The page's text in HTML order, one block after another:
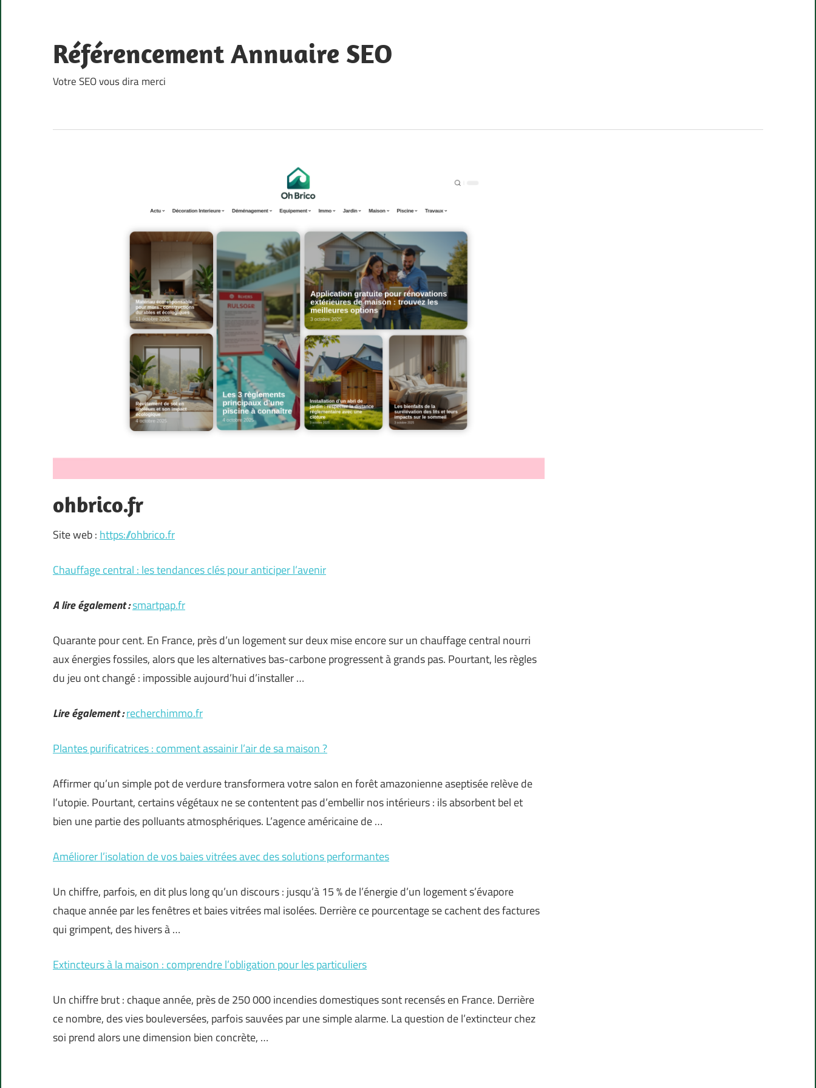
content
Référencement Annuaire SEO
Votre SEO vous dira merci
ohbrico.fr
Site web : https://ohbrico.fr
Chauffage central : les tendances clés pour anticiper l’avenir
A lire également :smartpap.fr
Quarante pour cent. En France, près d’un logement sur deux mise encore sur un chauffage central nourri
aux énergies fossiles, alors que les alternatives bas-carbone progressent à grands pas. Pourtant, les règles
du jeu ont changé : impossible aujourd’hui d’installer …
Lire également :recherchimmo.fr
Plantes purificatrices : comment assainir l’air de sa maison ?
Affirmer qu’un simple pot de verdure transformera votre salon en forêt amazonienne aseptisée relève de
l’utopie. Pourtant, certains végétaux ne se contentent pas d’embellir nos intérieurs : ils absorbent bel et
bien une partie des polluants atmosphériques. L’agence américaine de …
Améliorer l’isolation de vos baies vitrées avec des solutions performantes
Un chiffre, parfois, en dit plus long qu’un discours : jusqu’à 15 % de l’énergie d’un logement s’évapore
chaque année par les fenêtres et baies vitrées mal isolées. Derrière ce pourcentage se cachent des factures
qui grimpent, des hivers à …
Extincteurs à la maison : comprendre l’obligation pour les particuliers
Un chiffre brut : chaque année, près de 250 000 incendies domestiques sont recensés en France. Derrière
ce nombre, des vies bouleversées, parfois sauvées par une simple alarme. La question de l’extincteur chez
soi prend alors une dimension bien concrète, …